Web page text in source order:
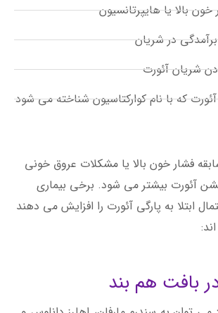
بالا یا هایپرتانسیون
در شریان
شریان آئورت
که با نام کوارکتاسیون شناخته می شود
فشار خون بالا یا مشکلات عروق خونی
آئورت بیشتر می شود. برخی بیماری
ابتلا به پارگی آئورت را افزایش می دهند